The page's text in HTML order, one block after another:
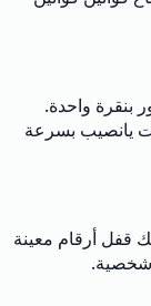
بنقرة واحدة.
يانصيب بسرعة
قفل أرقام معينة
شخصية.